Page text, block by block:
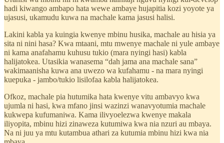
hadi kiwango ambapo hata wewe ambaye hujapitia kozi yoyote ya
ujasusi, ukamudu kuwa na machale kama jasusi halisi.
Lakini kabla ya kuingia kwenye mbinu husika, machale au hisia ya
sita ni nini hasa? Kwa mtaani, mtu mwenye machale ni yule ambaye
ni kama anafahamu kuhusu tukio (mara nyingi hasi) kabla
halijatokea. Utasikia wanasema “dah jama ana machale sana”
wakimaanisha kuwa ana uwezo wa kufahamu - na mara nyingi
kuepuka - jambo/tukio lisilofaa kabla halijatokea.
Ofkoz, machale pia hutumika hata kwenye vitu ambavyo kwa
ujumla ni hasi, kwa mfano jinsi wazinzi wanavyotumia machale
kukwepa kufumaniwa. Kama ilivyoelezwa kwenye makala
iliyopita, mbinu hizi zinaweza kutumiwa kwa nia nzuri au mbaya.
Na ni juu ya mtu kutambua athari za kutumia mbinu hizi kwa nia